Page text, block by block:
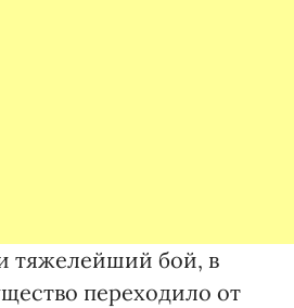
тяжелейший бой, в
переходило от